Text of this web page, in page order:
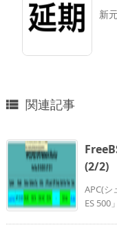
新
 関連記事
(2/2)
APC(シ
ES 500